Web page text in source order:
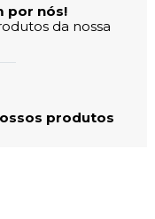
por nós!
da nossa
produtos